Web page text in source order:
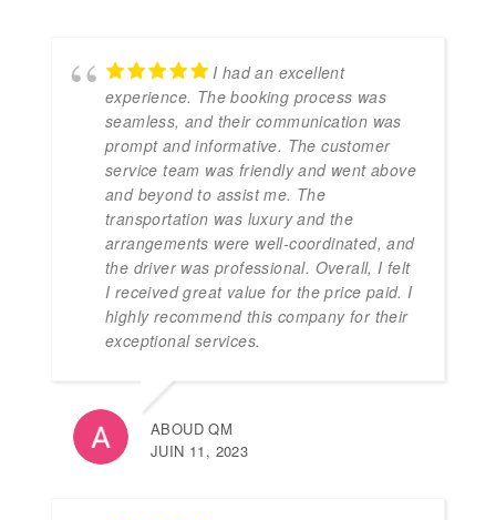
I had an excellent
experience. The booking process was
seamless, and their communication was
prompt and informative. The customer
service team was friendly and went above
and beyond to assist me. The
transportation was luxury and the
arrangements were well-coordinated, and
the driver was professional. Overall, I felt
I received great value for the price paid. I
highly recommend this company for their
exceptional services.
ABOUD QM
JUIN 11, 2023